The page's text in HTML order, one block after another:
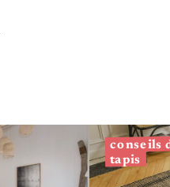
conseils
tapis